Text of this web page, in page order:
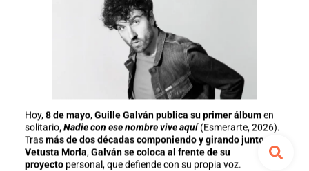
Hoy, 8 de mayo, Guille Galván publica su primer álbumen
solitario,Nadie con ese nombre vive aquí(Esmerarte, 2026).
Trasmás de dos décadas componiendo y girando junto a
Vetusta Morla, Galván se coloca al frente de su
proyectopersonal, que defiende con su propia voz.